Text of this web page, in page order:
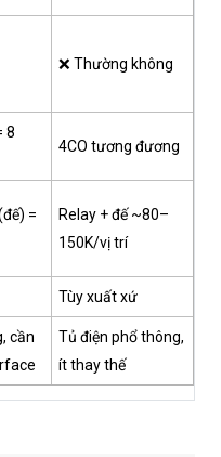
❌ Thường không
8
4CO tương đương
=
Relay + đế ~80–
150K/vị trí
Tùy xuất xứ
cần
Tủ điện phổ thông,
ít thay thế